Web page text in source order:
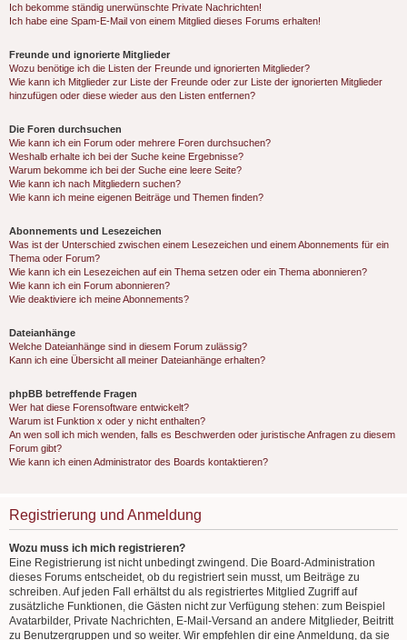
Ich bekomme ständig unerwünschte Private Nachrichten!
Ich habe eine Spam-E-Mail von einem Mitglied dieses Forums erhalten!
Freunde und ignorierte Mitglieder
Wozu benötige ich die Listen der Freunde und ignorierten Mitglieder?
Wie kann ich Mitglieder zur Liste der Freunde oder zur Liste der ignorierten Mitglieder
hinzufügen oder diese wieder aus den Listen entfernen?
Die Foren durchsuchen
Wie kann ich ein Forum oder mehrere Foren durchsuchen?
Weshalb erhalte ich bei der Suche keine Ergebnisse?
Warum bekomme ich bei der Suche eine leere Seite?
Wie kann ich nach Mitgliedern suchen?
Wie kann ich meine eigenen Beiträge und Themen finden?
Abonnements und Lesezeichen
Was ist der Unterschied zwischen einem Lesezeichen und einem Abonnements für ein
Thema oder Forum?
Wie kann ich ein Lesezeichen auf ein Thema setzen oder ein Thema abonnieren?
Wie kann ich ein Forum abonnieren?
Wie deaktiviere ich meine Abonnements?
Dateianhänge
Welche Dateianhänge sind in diesem Forum zulässig?
Kann ich eine Übersicht all meiner Dateianhänge erhalten?
phpBB betreffende Fragen
Wer hat diese Forensoftware entwickelt?
Warum ist Funktion x oder y nicht enthalten?
An wen soll ich mich wenden, falls es Beschwerden oder juristische Anfragen zu diesem
Forum gibt?
Wie kann ich einen Administrator des Boards kontaktieren?
Registrierung und Anmeldung
Wozu muss ich mich registrieren?
Eine Registrierung ist nicht unbedingt zwingend. Die Board-Administration
dieses Forums entscheidet, ob du registriert sein musst, um Beiträge zu
schreiben. Auf jeden Fall erhältst du als registriertes Mitglied Zugriff auf
zusätzliche Funktionen, die Gästen nicht zur Verfügung stehen: zum Beispiel
Avatarbilder, Private Nachrichten, E-Mail-Versand an andere Mitglieder, Beitritt
zu Benutzergruppen und so weiter. Wir empfehlen dir eine Anmeldung, da sie